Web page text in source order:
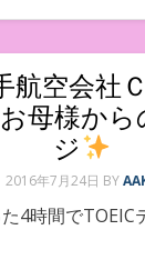
航空会社
母様か
ジ
2016年7月24日 BY
た4時間で